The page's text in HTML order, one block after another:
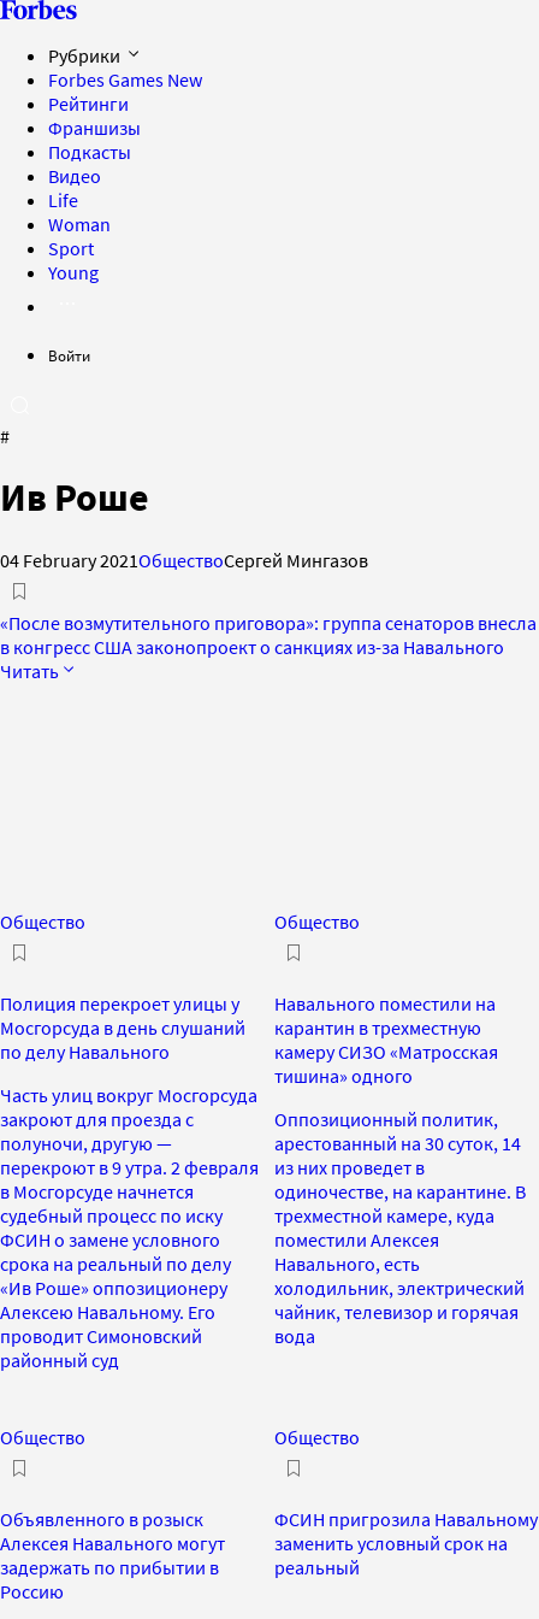
Рубрики
Forbes Games New
Рейтинги
Франшизы
Подкасты
Видео
Life
Woman
Sport
Young
Войти
#
Ив Роше
04 February 2021ОбществоСергей Мингазов
«После возмутительного приговора»: группа сенаторов внесла
в конгресс США законопроект о санкциях из-за Навального
Читать
Общество
Полиция перекроет улицы у
Мосгорсуда в день слушаний
по делу Навального
Часть улиц вокруг Мосгорсуда
закроют для проезда с
полуночи, другую —
перекроют в 9 утра. 2 февраля
в Мосгорсуде начнется
судебный процесс по иску
ФСИН о замене условного
срока на реальный по делу
«Ив Роше» оппозиционеру
Алексею Навальному. Его
проводит Симоновский
районный суд
Общество
Навального поместили на
карантин в трехместную
камеру СИЗО «Матросская
тишина» одного
Оппозиционный политик,
арестованный на 30 суток, 14
из них проведет в
одиночестве, на карантине. В
трехместной камере, куда
поместили Алексея
Навального, есть
холодильник, электрический
чайник, телевизор и горячая
вода
Общество
Объявленного в розыск
Алексея Навального могут
задержать по прибытии в
Россию
Общество
ФСИН пригрозила Навальному
заменить условный срок на
реальный